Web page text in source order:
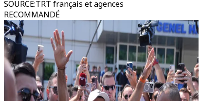
SOURCE:TRT français et agences
RECOMMANDÉ